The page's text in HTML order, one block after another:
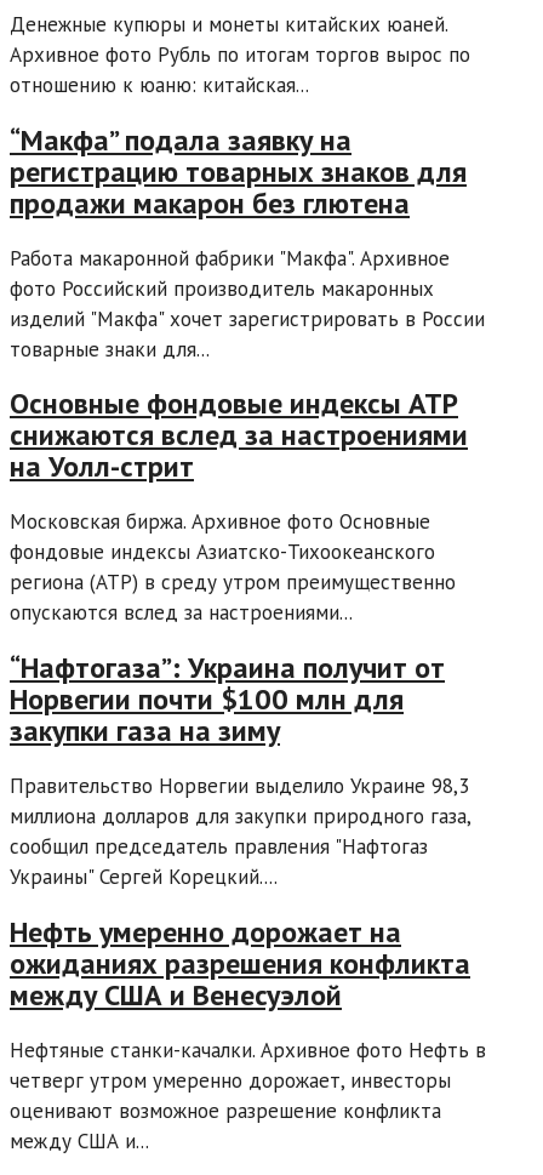
Денежные купюры и монеты китайских юаней.
Архивное фото Рубль по итогам торгов вырос по
отношению к юаню: китайская...
“Макфа” подала заявку на
регистрацию товарных знаков для
продажи макарон без глютена
Работа макаронной фабрики "Макфа". Архивное
фото Российский производитель макаронных
изделий "Макфа" хочет зарегистрировать в России
товарные знаки для...
Основные фондовые индексы АТР
снижаются вслед за настроениями
на Уолл-стрит
Московская биржа. Архивное фото Основные
фондовые индексы Азиатско-Тихоокеанского
региона (АТР) в среду утром преимущественно
опускаются вслед за настроениями...
“Нафтогаза”: Украина получит от
Норвегии почти $100 млн для
закупки газа на зиму
Правительство Норвегии выделило Украине 98,3
миллиона долларов для закупки природного газа,
сообщил председатель правления "Нафтогаз
Украины" Сергей Корецкий....
Нефть умеренно дорожает на
ожиданиях разрешения конфликта
между США и Венесуэлой
Нефтяные станки-качалки. Архивное фото Нефть в
четверг утром умеренно дорожает, инвесторы
оценивают возможное разрешение конфликта
между США и...